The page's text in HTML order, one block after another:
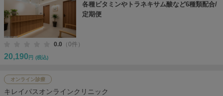
各種ビタミンやトラネキサム酸など6種類配合/
定期便
0.0 （0件）
20,190 円 (税込)
オンライン診療
キレイパスオンラインクリニック